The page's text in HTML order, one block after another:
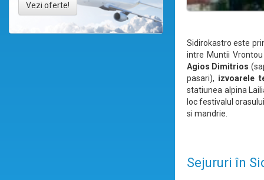
Vezi oferte!
Sidirokastro este
intre Muntii
Agios Dimitrios
pasari), izvoarele
statiunea alpina
loc festivalul
si mandrie.
Sejururi în